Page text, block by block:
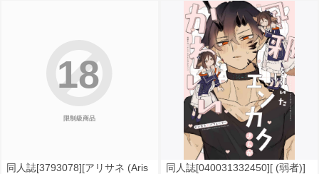
限制級商品
18
同人誌[3793078][アリサネ (Aris
同人誌[040031332450][ (弱者)]